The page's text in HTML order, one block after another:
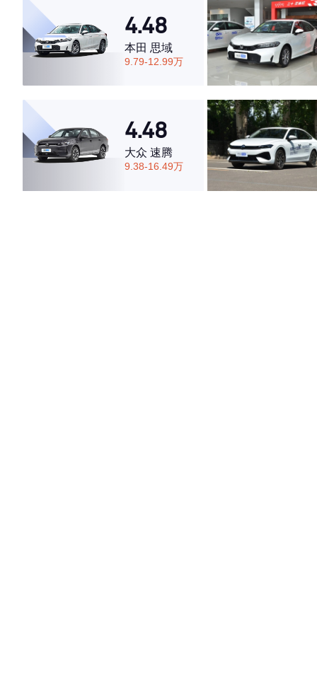
·空间表现较为优秀，优于71%同级车
4.48
本田 思域
9.79-12.99万
4.48
大众 速腾
9.38-16.49万